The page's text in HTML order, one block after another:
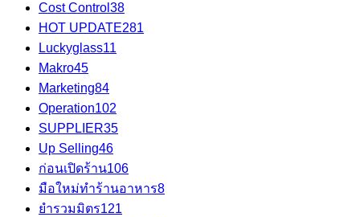
Cost Control 38
HOT UPDATE281
Luckyglass11
Makro45
Marketing84
Operation102
SUPPLIER35
Up Selling46
ก่อนเปิดร้าน106
มือใหม่ทำร้านอาหาร8
ยำรวมมิตร121